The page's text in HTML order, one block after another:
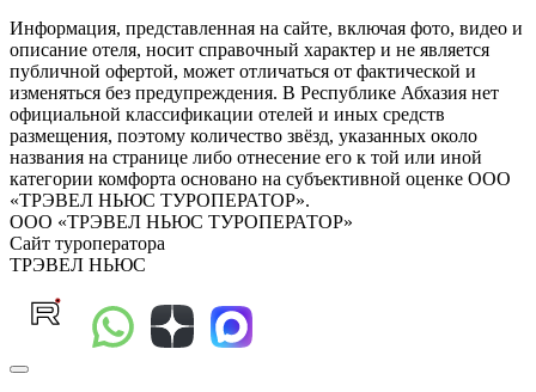
Информация, представленная на сайте, включая фото, видео и
описание отеля, носит справочный характер и не является
публичной офертой, может отличаться от фактической и
изменяться без предупреждения. В Республике Абхазия нет
официальной классификации отелей и иных средств
размещения, поэтому количество звёзд, указанных около
названия на странице либо отнесение его к той или иной
категории комфорта основано на субъективной оценке ООО
«ТРЭВЕЛ НЬЮС ТУРОПЕРАТОР».
ООО «ТРЭВЕЛ НЬЮС ТУРОПЕРАТОР»
Сайт туроператора
ТРЭВЕЛ НЬЮС